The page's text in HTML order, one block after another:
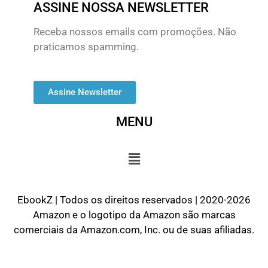
ASSINE NOSSA NEWSLETTER
Receba nossos emails com promoções. Não
praticamos spamming.
Assine Newsletter
MENU
EbookZ | Todos os direitos reservados | 2020-2026
Amazon e o logotipo da Amazon são marcas
comerciais da Amazon.com, Inc. ou de suas afiliadas.